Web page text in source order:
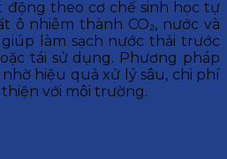
động theo cơ chế sinh học tự
ô nhiễm thành CO₂, nước và
làm sạch nước thải trước
tái sử dụng. Phương pháp
hiệu quả xử lý sâu, chi phí
với môi trường.